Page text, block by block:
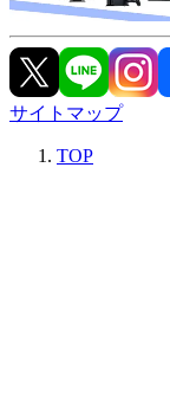
サイトマップ
TOP